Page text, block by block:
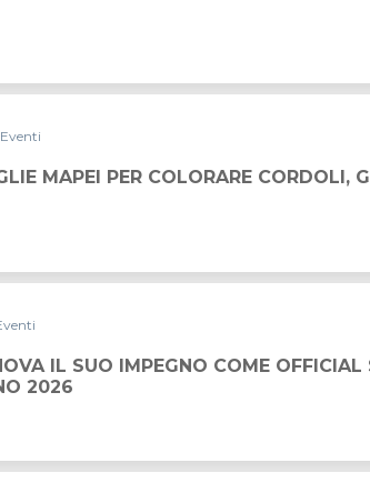
CORDOLI, GRIGLIA DI PARTENZA E
MAPEI PER COLORARE CORDOLI,
COME OFFICIAL SPONSOR DELLA
IL SUO IMPEGNO COME OFFICIAL
2026